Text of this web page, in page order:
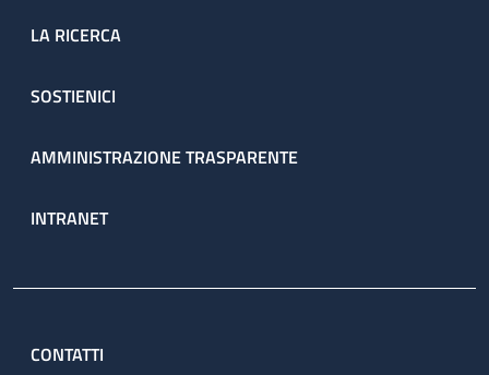
LA RICERCA
SOSTIENICI
AMMINISTRAZIONE TRASPARENTE
INTRANET
CONTATTI